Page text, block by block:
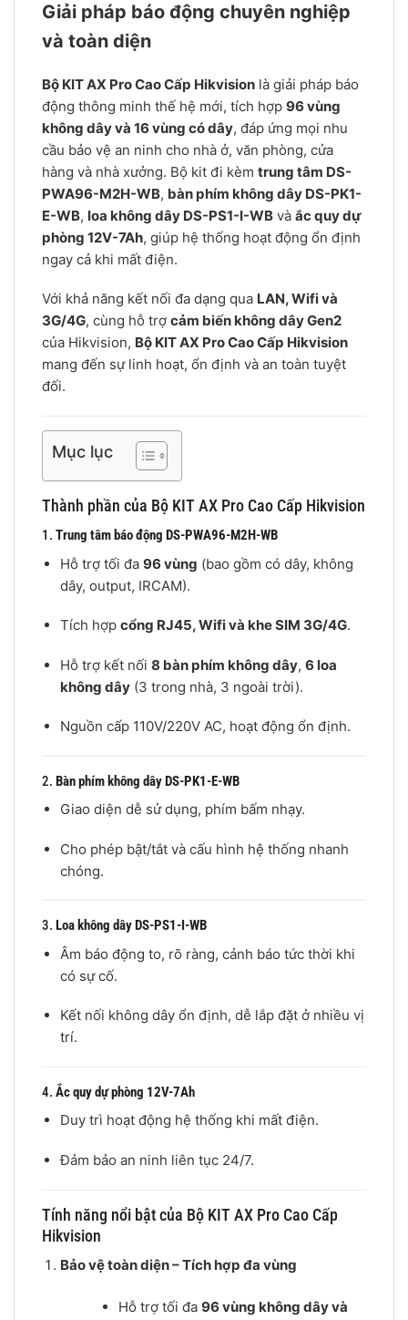
Giải pháp báo động chuyên nghiệp
và toàn diện
Bộ KIT AX Pro Cao Cấp Hikvision là giải pháp báo
động thông minh thế hệ mới, tích hợp 96 vùng
không dây và 16 vùng có dây, đáp ứng mọi nhu
cầu bảo vệ an ninh cho nhà ở, văn phòng, cửa
hàng và nhà xưởng. Bộ kit đi kèm trung tâm DS-
PWA96-M2H-WB, bàn phím không dây DS-PK1-
E-WB, loa không dây DS-PS1-I-WB và ắc quy dự
phòng 12V-7Ah, giúp hệ thống hoạt động ổn định
ngay cả khi mất điện.
Với khả năng kết nối đa dạng qua LAN, Wifi và
3G/4G, cùng hỗ trợ cảm biến không dây Gen2
của Hikvision, Bộ KIT AX Pro Cao Cấp Hikvision
mang đến sự linh hoạt, ổn định và an toàn tuyệt
đối.
Mục lục
Thành phần của Bộ KIT AX Pro Cao Cấp Hikvision
1. Trung tâm báo động DS-PWA96-M2H-WB
Hỗ trợ tối đa 96 vùng (bao gồm có dây, không
dây, output, IRCAM).
Tích hợp cổng RJ45, Wifi và khe SIM 3G/4G.
Hỗ trợ kết nối 8 bàn phím không dây, 6 loa
không dây(3 trong nhà, 3 ngoài trời).
Nguồn cấp 110V/220V AC, hoạt động ổn định.
2. Bàn phím không dây DS-PK1-E-WB
Giao diện dễ sử dụng, phím bấm nhạy.
Cho phép bật/tắt và cấu hình hệ thống nhanh
chóng.
3. Loa không dây DS-PS1-I-WB
Âm báo động to, rõ ràng, cảnh báo tức thời khi
có sự cố.
Kết nối không dây ổn định, dễ lắp đặt ở nhiều vị
trí.
4. Ắc quy dự phòng 12V-7Ah
Duy trì hoạt động hệ thống khi mất điện.
Đảm bảo an ninh liên tục 24/7.
Tính năng nổi bật của Bộ KIT AX Pro Cao Cấp
Hikvision
Bảo vệ toàn diện – Tích hợp đa vùng
Hỗ trợ tối đa96 vùng không dây và